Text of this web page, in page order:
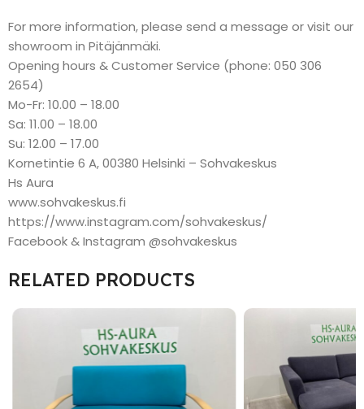
For more information, please send a message or visit our
showroom in Pitäjänmäki.
Opening hours & Customer Service (phone: 050 306
2654)
Mo-Fr: 10.00 – 18.00
Sa: 11.00 – 18.00
Su: 12.00 – 17.00
Kornetintie 6 A, 00380 Helsinki – Sohvakeskus
Hs Aura
www.sohvakeskus.fi
https://www.instagram.com/sohvakeskus/
Facebook & Instagram @sohvakeskus
RELATED PRODUCTS